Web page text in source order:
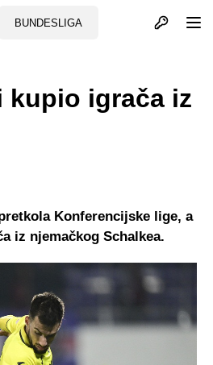
BUNDESLIGA Otvori profil
kupio igrača iz
Konferencijske lige, a
iz njemačkog Schalkea.